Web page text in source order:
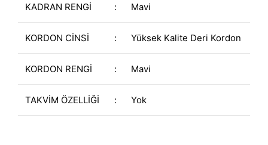
KADRAN RENGİ : Mavi
KORDON CİNSİ : Yüksek Kalite Deri Kordon
KORDON RENGİ : Mavi
TAKVİM ÖZELLİĞİ : Yok